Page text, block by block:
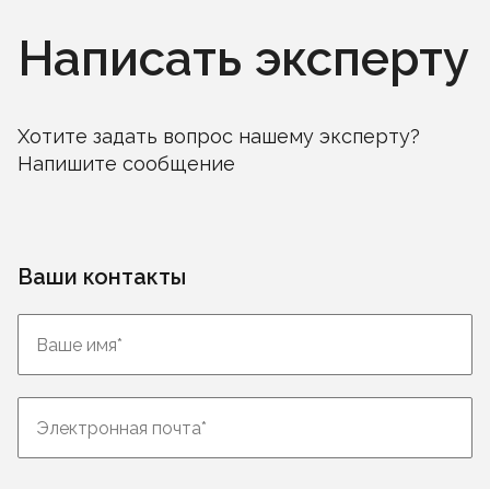
Написать эксперту
Хотите задать вопрос нашему эксперту?
Напишите сообщение
Ваши контакты